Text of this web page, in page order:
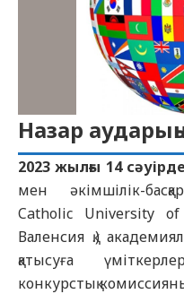
Назар
2023 жылғы 14
мен әкімшілік-
Catholic University
Валенсия қ.)
қатысуға
конкурстық